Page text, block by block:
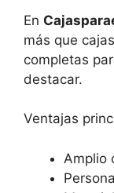
En
más que
completas
destacar.
Ventajas
Amplio